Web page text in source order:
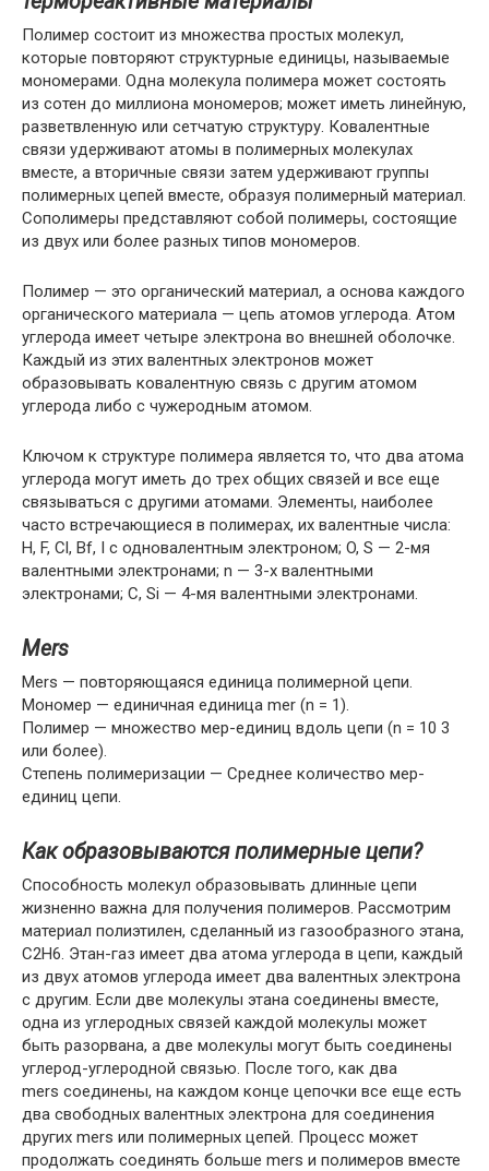
Полимер состоит из множества простых молекул,
которые повторяют структурные единицы, называемые
мономерами. Одна молекула полимера может состоять
из сотен до миллиона мономеров; может иметь линейную,
разветвленную или сетчатую структуру. Ковалентные
связи удерживают атомы в полимерных молекулах
вместе, а вторичные связи затем удерживают группы
полимерных цепей вместе, образуя полимерный материал.
Сополимеры представляют собой полимеры, состоящие
из двух или более разных типов мономеров.
Полимер — это органический материал, а основа каждого
органического материала — цепь атомов углерода. Атом
углерода имеет четыре электрона во внешней оболочке.
Каждый из этих валентных электронов может
образовывать ковалентную связь с другим атомом
углерода либо с чужеродным атомом.
Ключом к структуре полимера является то, что два атома
углерода могут иметь до трех общих связей и все еще
связываться с другими атомами. Элементы, наиболее
часто встречающиеся в полимерах, их валентные числа:
H, F, Cl, Bf, I с одновалентным электроном; O, S — 2-мя
валентными электронами; n — 3-х валентными
электронами; C, Si — 4-мя валентными электронами.
Mers
Mers — повторяющаяся единица полимерной цепи.
Мономер — единичная единица mer (n = 1).
Полимер — множество мер-единиц вдоль цепи (n = 10 3
или более).
Степень полимеризации — Среднее количество мер-
единиц цепи.
Как образовываются полимерные цепи?
Способность молекул образовывать длинные цепи
жизненно важна для получения полимеров. Рассмотрим
материал полиэтилен, сделанный из газообразного этана,
C2H6. Этан-газ имеет два атома углерода в цепи, каждый
из двух атомов углерода имеет два валентных электрона
с другим. Если две молекулы этана соединены вместе,
одна из углеродных связей каждой молекулы может
быть разорвана, а две молекулы могут быть соединены
углерод-углеродной связью. После того, как два
mers соединены, на каждом конце цепочки все еще есть
два свободных валентных электрона для соединения
других mers или полимерных цепей. Процесс может
продолжать соединять больше mers и полимеров вместе